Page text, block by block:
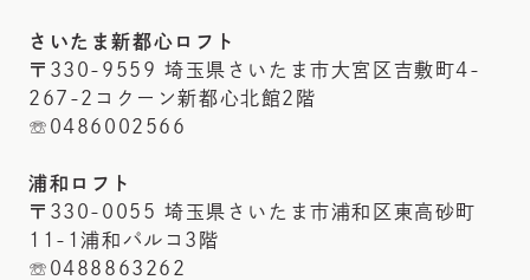
さいたま新都心ロフト
〒330-9559 埼玉県さいたま市大宮区吉敷町4-
267-2コクーン新都心北館2階
☏0486002566
浦和ロフト
〒330-0055 埼玉県さいたま市浦和区東高砂町
11-1浦和パルコ3階
☏0488863262